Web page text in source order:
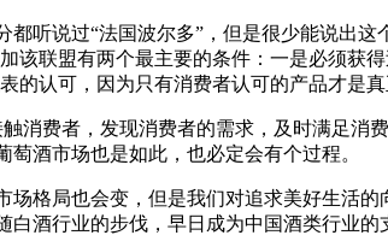
听说过“法国波尔多”，但是很少能说出这
联盟有两个最主要的条件：一是必须获
的认可，因为只有消费者认可的产品才是
消费者，发现消费者的需求，及时满足消
酒市场也是如此，也必定会有个过程。
格局也会变，但是我们对追求美好生活
酒行业的步伐，早日成为中国酒类行业的